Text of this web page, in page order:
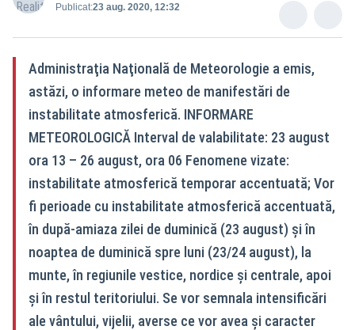
Publicat:23 aug. 2020, 12:32
Administraţia Naţională de Meteorologie a emis,
astăzi, o informare meteo de manifestări de
instabilitate atmosferică. INFORMARE
METEOROLOGICĂ Interval de valabilitate: 23 august
ora 13 – 26 august, ora 06 Fenomene vizate:
instabilitate atmosferică temporar accentuată; Vor
fi perioade cu instabilitate atmosferică accentuată,
în după-amiaza zilei de duminică (23 august) și în
noaptea de duminică spre luni (23/24 august), la
munte, în regiunile vestice, nordice și centrale, apoi
și în restul teritoriului. Se vor semnala intensificări
ale vântului, vijelii, averse ce vor avea și caracter